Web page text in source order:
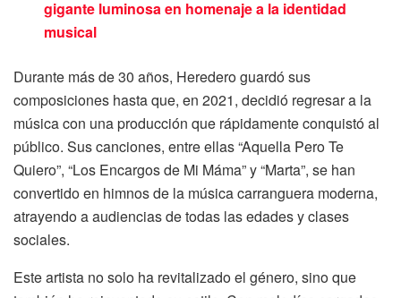
gigante luminosa en homenaje a la identidad
musical
Durante más de 30 años, Heredero guardó sus
composiciones hasta que, en 2021, decidió regresar a la
música con una producción que rápidamente conquistó al
público. Sus canciones, entre ellas “Aquella Pero Te
Quiero”, “Los Encargos de Mi Máma” y “Marta”, se han
convertido en himnos de la música carranguera moderna,
atrayendo a audiencias de todas las edades y clases
sociales.
Este artista no solo ha revitalizado el género, sino que